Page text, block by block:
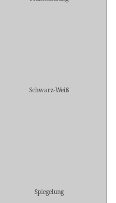
Schwarz-Weiß
Spiegelung